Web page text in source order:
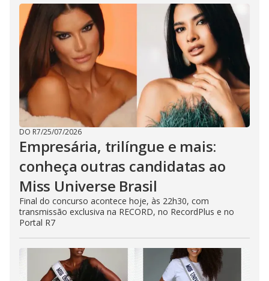
DO R7/25/07/2026
Empresária, trilíngue e mais:
conheça outras candidatas ao
Miss Universe Brasil
Final do concurso acontece hoje, às 22h30, com
transmissão exclusiva na RECORD, no RecordPlus e no
Portal R7